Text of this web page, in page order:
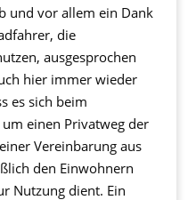
und vor allem ein Dank
die
ausgesprochen
hier immer wieder
es sich beim
einen Privatweg der
Vereinbarung aus
den Einwohnern
Nutzung dient. Ein